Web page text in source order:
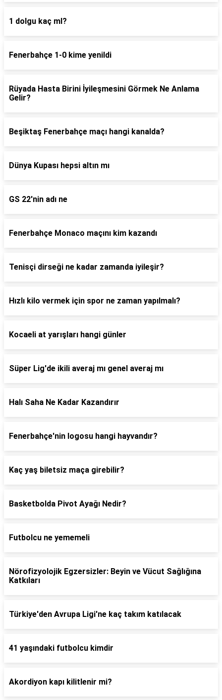
1 dolgu kaç ml?
Fenerbahçe 1-0 kime yenildi
Rüyada Hasta Birini İyileşmesini Görmek Ne Anlama
Gelir?
Beşiktaş Fenerbahçe maçı hangi kanalda?
Dünya Kupası hepsi altın mı
GS 22'nin adı ne
Fenerbahçe Monaco maçını kim kazandı
Tenisçi dirseği ne kadar zamanda iyileşir?
Hızlı kilo vermek için spor ne zaman yapılmalı?
Kocaeli at yarışları hangi günler
Süper Lig'de ikili averaj mı genel averaj mı
Halı Saha Ne Kadar Kazandırır
Fenerbahçe'nin logosu hangi hayvandır?
Kaç yaş biletsiz maça girebilir?
Basketbolda Pivot Ayağı Nedir?
Futbolcu ne yememeli
Nörofizyolojik Egzersizler: Beyin ve Vücut Sağlığına
Katkıları
Türkiye'den Avrupa Ligi'ne kaç takım katılacak
41 yaşındaki futbolcu kimdir
Akordiyon kapı kilitlenir mi?